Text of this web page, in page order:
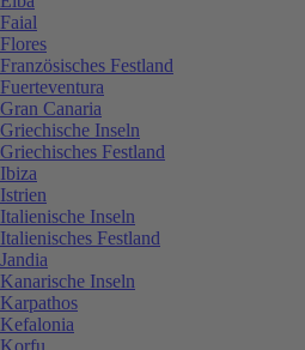
Faial
Flores
Französisches Festland
Fuerteventura
Gran Canaria
Griechische Inseln
Griechisches Festland
Ibiza
Istrien
Italienische Inseln
Italienisches Festland
Jandia
Kanarische Inseln
Karpathos
Kefalonia
Korfu